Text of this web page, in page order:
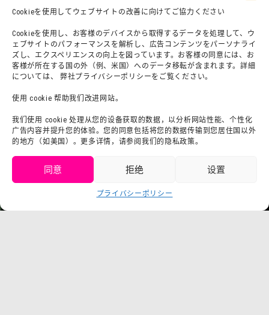
Cookieを使用してウェブサイトの改善に向けてご協力ください
Cookieを使用し、お客様のデバイスから取得するデータを処理して、ウ
ェブサイトのパフォーマンスを解析し、広告コンテンツをパーソナライ
ズし、エクスペリエンスの向上を図っています。お客様の同意には、お
客様が所在する国の外（例、米国）へのデータ移転が含まれます。詳細
については、 弊社プライバシーポリシーをご覧ください。
使用 cookie 帮助我们改进网站。
我们使用 cookie 处理从您的设备获取的数据，以分析网站性能、个性化
广告内容并提升您的体验。您的同意包括将您的数据传输到您居住国以外
的地方（如美国）。更多详情，请参阅我们的隐私政策。
同意 拒绝 设置
プライバシーポリシー
団体利用について
チームビルディングプラン
よくある質問・問題
利用規約
プライバシーポリシー
プレスリリース（プレスリリ
ース
メディア掲載実績
SNS
法令に基づく表記